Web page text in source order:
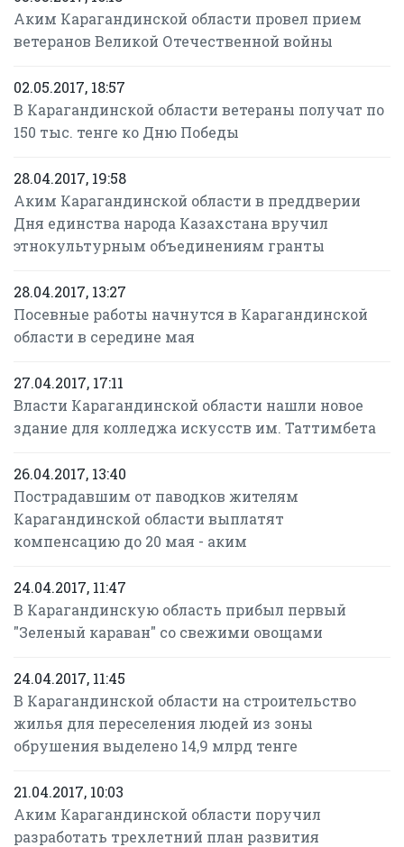
Аким Карагандинской области провел прием
ветеранов Великой Отечественной войны
02.05.2017, 18:57
В Карагандинской области ветераны получат по
150 тыс. тенге ко Дню Победы
28.04.2017, 19:58
Аким Карагандинской области в преддверии
Дня единства народа Казахстана вручил
этнокультурным объединениям гранты
28.04.2017, 13:27
Посевные работы начнутся в Карагандинской
области в середине мая
27.04.2017, 17:11
Власти Карагандинской области нашли новое
здание для колледжа искусств им. Таттимбета
26.04.2017, 13:40
Пострадавшим от паводков жителям
Карагандинской области выплатят
компенсацию до 20 мая - аким
24.04.2017, 11:47
В Карагандинскую область прибыл первый
"Зеленый караван" со свежими овощами
24.04.2017, 11:45
В Карагандинской области на строительство
жилья для переселения людей из зоны
обрушения выделено 14,9 млрд тенге
21.04.2017, 10:03
Аким Карагандинской области поручил
разработать трехлетний план развития